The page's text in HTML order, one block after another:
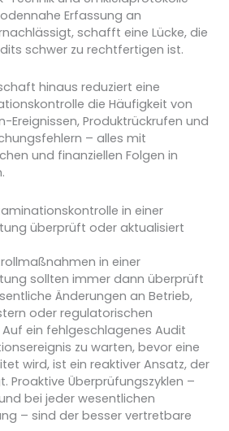
Erfassung an
schafft eine Lücke, die
schwer zu rechtfertigen ist.
hinaus reduziert eine
die Häufigkeit von
Produktrückrufen und
– alles mit
und finanziellen Folgen in
in einer
überprüft oder aktualisiert
in einer
sollten immer dann überprüft
Änderungen an Betrieb,
oder regulatorischen
ein fehlgeschlagenes Audit
zu warten, bevor eine
wird, ist ein reaktiver Ansatz, der
Proaktive Überprüfungszyklen –
bei jeder wesentlichen
– sind der besser vertretbare